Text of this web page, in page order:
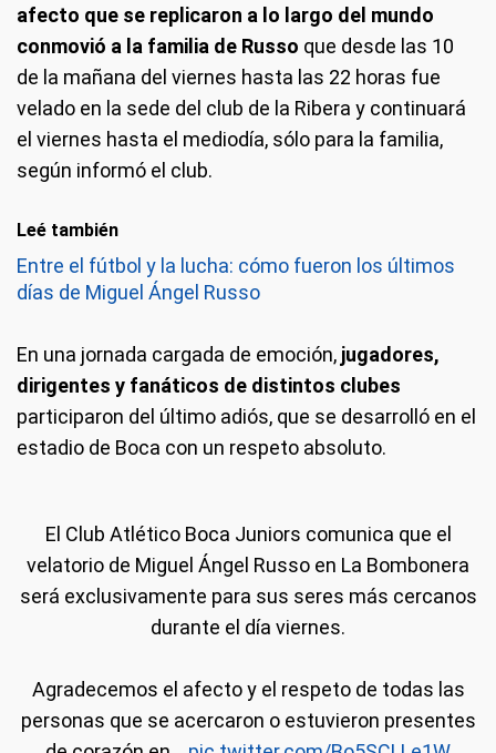
afecto que se replicaron a lo largo del mundo
conmovió a la familia de Russo que desde las 10
de la mañana del viernes hasta las 22 horas fue
velado en la sede del club de la Ribera y continuará
el viernes hasta el mediodía, sólo para la familia,
según informó el club.
Leé también
Entre el fútbol y la lucha: cómo fueron los últimos
días de Miguel Ángel Russo
En una jornada cargada de emoción, jugadores,
dirigentes y fanáticos de distintos clubes
participaron del último adiós, que se desarrolló en el
estadio de Boca con un respeto absoluto.
El Club Atlético Boca Juniors comunica que el
velatorio de Miguel Ángel Russo en La Bombonera
será exclusivamente para sus seres más cercanos
durante el día viernes.
Agradecemos el afecto y el respeto de todas las
personas que se acercaron o estuvieron presentes